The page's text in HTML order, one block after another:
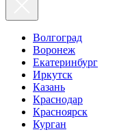
Волгоград
Воронеж
Екатеринбург
Иркутск
Казань
Краснодар
Красноярск
Курган